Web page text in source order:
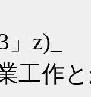
z)_
工作